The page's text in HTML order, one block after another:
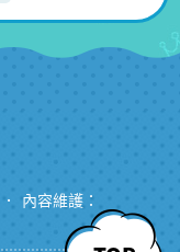
內容維護：